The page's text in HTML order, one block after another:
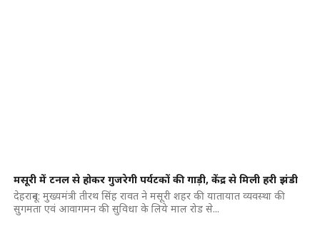
मसूरी में टनल से होकर गुजरेगी पर्यटकों की गाड़ी, केंद्र से मिली हरी झंडी
देहरादून: मुख्यमंत्री तीरथ सिंह रावत ने मसूरी शहर की यातायात व्यवस्था की
सुगमता एवं आवागमन की सुविधा के लिये माल रोड से...